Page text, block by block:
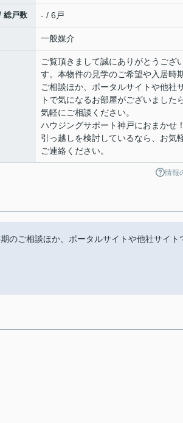
総戸数 - / 6戸
一般媒介
ご覧頂きまして誠にありがとうござ
す。本物件の見学のご希望や入居時
ご相談ほか、ポータルサイトや他社
トで気になるお部屋がございました
気軽にご相談ください。
ハウジングサポート神戸におまかせ！
引っ越しを検討しているなら、お気
ご連絡ください。
情報
のご相談ほか、ポータルサイトや他社サイト